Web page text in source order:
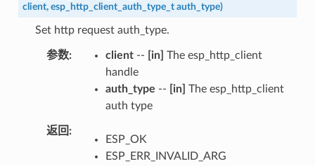
client, esp_http_client_auth_type_t auth_type)
Set http request auth_type.
参数 client-- [in] The esp_http_client
handle
auth_type -- [in] The esp_http_client
auth type
返回
ESP_OK
ESP_ERR_INVALID_ARG